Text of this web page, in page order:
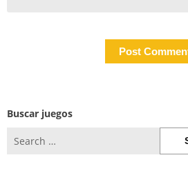
Buscar juegos
for: